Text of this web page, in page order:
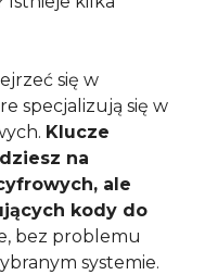
się w
specjalizują się w
Klucze
na
ale
kody do
bez problemu
systemie.